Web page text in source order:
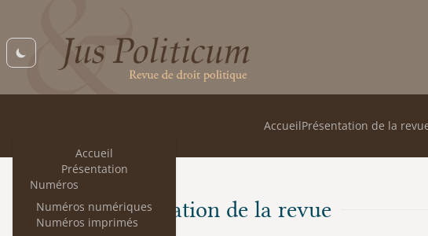
Accueil
Présentation
Numéros
Numéros numériques
Numéros imprimés
AccueilPrésentation de la
Présentation de la revue